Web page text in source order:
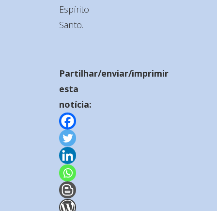
Espírito
Santo.
Partilhar/enviar/imprimir
esta
notícia: